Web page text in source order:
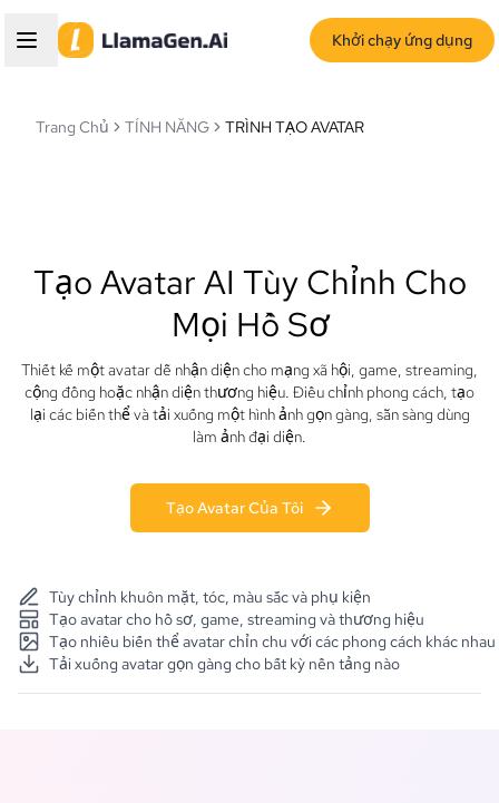
Khởi chạy ứng dụng
Trang Chủ TÍNH NĂNG TRÌNH TẠO AVATAR
Tạo Avatar AI Tùy Chỉnh Cho
Mọi Hồ Sơ
Thiết kế một avatar dễ nhận diện cho mạng xã hội, game, streaming,
cộng đồng hoặc nhận diện thương hiệu. Điều chỉnh phong cách, tạo
lại các biến thể và tải xuống một hình ảnh gọn gàng, sẵn sàng dùng
làm ảnh đại diện.
Tạo Avatar Của Tôi
Tùy chỉnh khuôn mặt, tóc, màu sắc và phụ kiện
Tạo avatar cho hồ sơ, game, streaming và thương hiệu
Tạo nhiều biến thể avatar chỉn chu với các phong cách khác nhau
Tải xuống avatar gọn gàng cho bất kỳ nền tảng nào